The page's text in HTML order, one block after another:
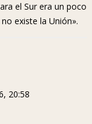
el Sur era un poco
existe la Unión».
20:58